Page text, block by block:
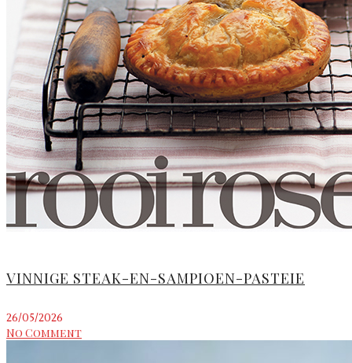
VINNIGE STEAK-EN-SAMPIOEN-PASTEIE
26/05/2026
No Comment